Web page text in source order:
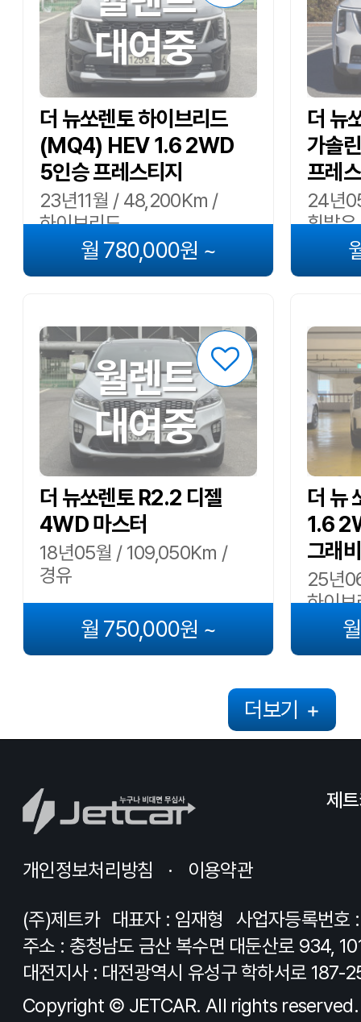
대여중
더 뉴쏘렌토 하이브리드
(MQ4) HEV 1.6 2WD
5인승 프레스티지
23년11월 / 48,200Km /
하이브리드
월 780,000원 ~
더 뉴
가솔
프레
24년
휘발유
월렌트
대여중
더 뉴쏘렌토 R2.2 디젤
4WD 마스터
18년05월 / 109,050Km /
경유
월 750,000원 ~
더 뉴
1.6
그래
25년
하이브
더보기 +
제
개인정보처리방침 이용약관
(주)제트카 대표자 : 임재형
사업자등록번
주소 : 충청남도 금산 복수면 대둔산로 934,
대전지사 : 대전광역시 유성구 학하서로 187-
Copyright © JETCAR. All rights reserved.